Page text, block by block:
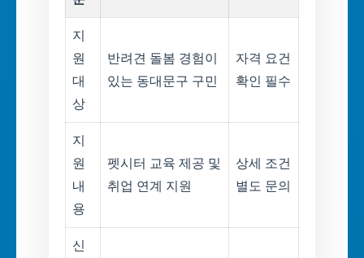
지
원
대
상
반려견 돌봄 경험이
있는 동대문구 구민
자격 요건
확인 필수
지
원
내
용
펫시터 교육 제공 및
취업 연계 지원
상세 조건
별도 문의
신